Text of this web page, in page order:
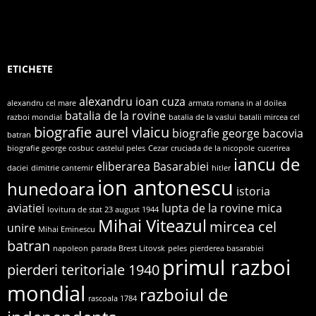
ETICHETE
alexandru cel mare alexandru ioan cuza armata romana in al doilea
razboi mondial batalia de la rovine batalia de la vaslui batalii mircea cel
batran biografie aurel vlaicu biografie george bacovia
biografie george cosbuc castelul peles Cezar cruciada de la nicopole cucerirea
daciei dimitrie cantemir eliberarea Basarabiei hitler iancu de
hunedoara ion antonescu istoria
aviatiei lovitura de stat 23 august 1944 lupta de la rovine mica
unire Mihai Eminescu Mihai Viteazul mircea cel
batran napoleon parada Brest Litovsk peles pierderea basarabiei
pierderi teritoriale 1940 primul razboi
mondial rascoala 1784 razboiul de